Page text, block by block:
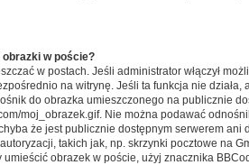
w poście?
w postach. Jeśli administrator włączył
na witrynę. Jeśli ta funkcja nie działa,
do obrazka umieszczonego na publicznie
moj_obrazek.gif. Nie można podawać
że jest publicznie dostępnym serwerem ani
takich jak, np. skrzynki pocztowe na
umieścić obrazek w poście, użyj znacznika